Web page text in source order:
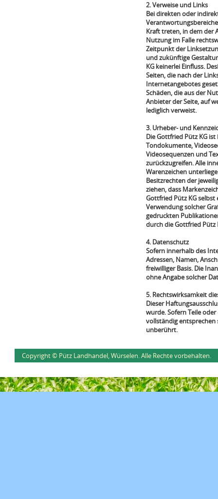
2. Verweise und Links
Bei direkten oder
Kraft treten, in dem der
Nutzung im Falle
Zeitpunkt der
und zukünftige
KG keinerlei Einfluss.
Seiten, die nach der
Internetangebotes
Schäden, die aus der
Anbieter der Seite, auf
lediglich verweist.
3. Urheber- und
Die Gottfried Pütz KG
Tondokumente,
Videosequenzen und
zurückzugreifen. Alle
Warenzeichen
Besitzrechten der
ziehen, dass
Gottfried Pütz KG
Verwendung solcher
gedruckten
durch die Gottfried Pütz
4. Datenschutz
Sofern innerhalb des
Adressen, Namen,
freiwilliger Basis. Die
ohne Angabe solcher
5. Rechtswirksamkeit
Dieser
wurde. Sofern Teile
vollständig entsprechen
unberührt.
Copyright © Pütz Landhandel, Würselen. Alle Rechte vorbehalten.